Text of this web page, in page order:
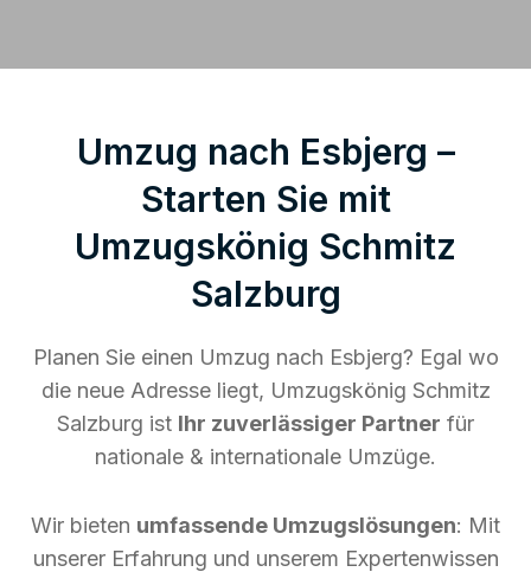
Umzug nach Esbjerg –
Starten Sie mit
Umzugskönig Schmitz
Salzburg
Planen Sie einen Umzug nach Esbjerg? Egal wo
die neue Adresse liegt, Umzugskönig Schmitz
Salzburg ist Ihr zuverlässiger Partner für
nationale & internationale Umzüge.
Wir bieten umfassende Umzugslösungen: Mit
unserer Erfahrung und unserem Expertenwissen